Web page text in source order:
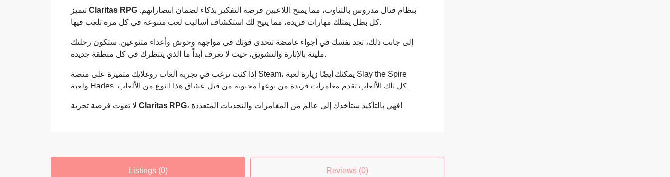
Claritas RPG
كل بطل يمتلك مهارات فريدة، مما يتيح لك استكشاف أساليب لعب متنوعة في كل مرة تلعب فيها.
إلى جانب ذلك، تجد نفسك في أجواء غامضة تتحدى قوتك في مواجهة وحوش وأعداء متنوعين. ستكون رحلتك
مليئة بالإثارة والتشويق، حيث لا تعرف أبداً ما الذي ينتظرك في كل منطقة جديدة.
إذا كنت ترغب في تجربة ألعاب روغلايك متميزة على منصة Steam، يمكنك أيضًا زيارة لعبة Slay the Spire
ولعبة Hades. كل تلك الألعاب تقدم مغامرات فريدة من نوعها محبوبة من قبل عشاق هذا النوع من الألعاب.
Claritas RPG ، فهي بالتأكيد ستأخذك إلى عالم من المغامرات والتحديات المتعددة!
Listings (0) Reviews (0)